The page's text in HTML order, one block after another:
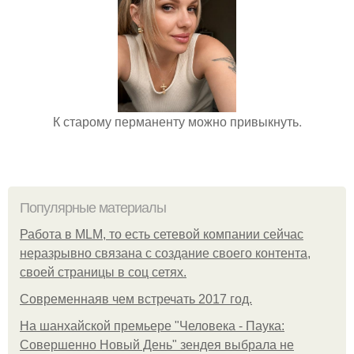
К старому перманенту можно привыкнуть.
Популярные материалы
Работа в MLM, то есть сетевой компании сейчас
неразрывно связана с создание своего контента,
своей страницы в соц сетях.
Современнаяв чем встречать 2017 год.
На шанхайской премьере "Человека - Паука:
Совершенно Новый День" зендея выбрала не